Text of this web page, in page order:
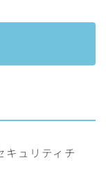
キュリティチ